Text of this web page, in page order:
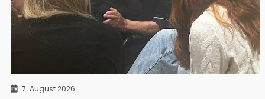
7. August 2026